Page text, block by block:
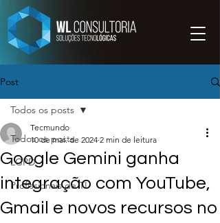
Post
Todos os posts
LGPD
Profissionais de TI
Todos os posts
Google Gemini ganha
integração com YouTube,
Gmail e novos recursos no
Tecmundo
10 de mai. de 2024 2 min de leitura